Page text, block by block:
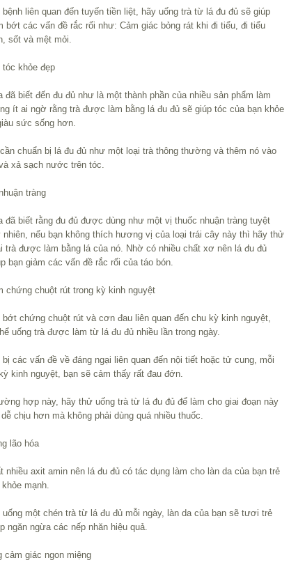
bệnh liên quan đến tuyến tiền liệt, hãy uống trà từ lá đu đủ sẽ giúp
bớt các vấn đề rắc rối như: Cảm giác bỏng rát khi đi tiểu, đi tiểu
sốt và mệt mỏi.
tóc khỏe đẹp
đã biết đến đu đủ như là một thành phần của nhiều sản phẩm làm
ít ai ngờ rằng trà được làm bằng lá đu đủ sẽ giúp tóc của bạn khỏe
sức sống hơn.
chuẩn bị lá đu đủ như một loại trà thông thường và thêm nó vào
xả sạch nước trên tóc.
tràng
đã biết rằng đu đủ được dùng như một vị thuốc nhuận tràng tuyệt
nếu bạn không thích hương vị của loại trái cây này thì hãy thử
trà được làm bằng lá của nó. Nhờ có nhiều chất xơ nên lá đu đủ
bạn giảm các vấn đề rắc rối của táo bón.
chứng chuột rút trong kỳ kinh nguyệt
chứng chuột rút và cơn đau liên quan đến chu kỳ kinh nguyệt,
uống trà được làm từ lá đu đủ nhiều lần trong ngày.
bị các vấn đề về đáng ngại liên quan đến nội tiết hoặc tử cung, mỗi
kinh nguyệt, bạn sẽ cảm thấy rất đau đớn.
hợp này, hãy thử uống trà từ lá đu đủ để làm cho giai đoạn này
chịu hơn mà không phải dùng quá nhiều thuốc.
lão hóa
nhiều axit amin nên lá đu đủ có tác dụng làm cho làn da của bạn trẻ
mạnh.
uống một chén trà từ lá đu đủ mỗi ngày, làn da của bạn sẽ tươi trẻ
ngăn ngừa các nếp nhăn hiệu quả.
cảm giác ngon miệng